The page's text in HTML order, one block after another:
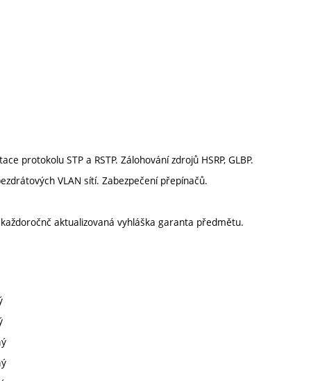
protokolu STP a RSTP. Zálohování zdrojů HSRP, GLBP.
VLAN sítí. Zabezpečení přepínačů.
aktualizovaná vyhláška garanta předmětu.